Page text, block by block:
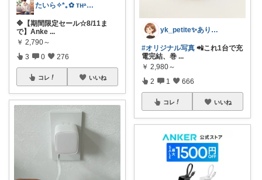
たいら✧*｡✿ ᴛʜᵃⁿᵏ ʸᵒᵘ✧˖°
🔷【期間限定セール☆8/11ま
で】Anke ...
￥ 2,790～
3 0 276
コレ いいね
yk_petite✨ありがとう😊
#オリジナル写真 📲これ1台で充
電完結、巻 ...
￥ 2,980～
2 1 666
コレ いいね